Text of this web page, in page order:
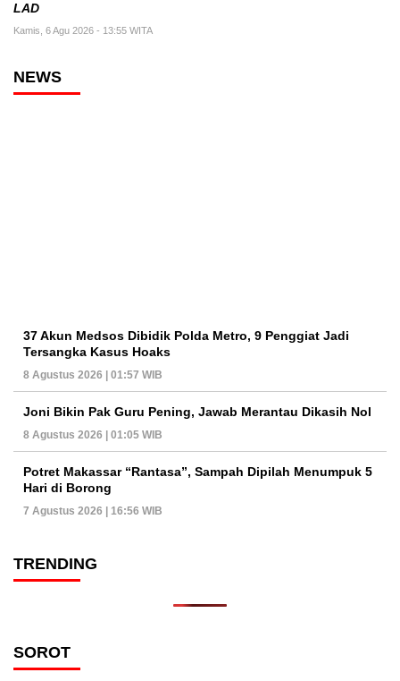
LAD
Kamis, 6 Agu 2026 - 13:55 WITA
NEWS
37 Akun Medsos Dibidik Polda Metro, 9 Penggiat Jadi
Tersangka Kasus Hoaks
8 Agustus 2026 | 01:57 WIB
Joni Bikin Pak Guru Pening, Jawab Merantau Dikasih Nol
8 Agustus 2026 | 01:05 WIB
Potret Makassar “Rantasa”, Sampah Dipilah Menumpuk 5
Hari di Borong
7 Agustus 2026 | 16:56 WIB
TRENDING
SOROT